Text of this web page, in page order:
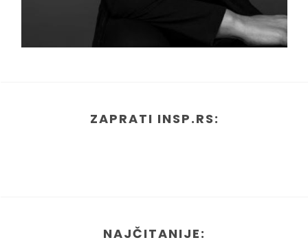
ZAPRATI INSP.RS:
NAJČITANIJE: